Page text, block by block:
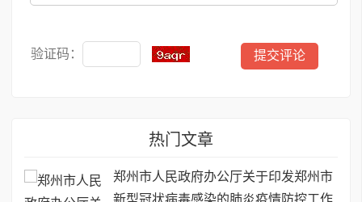
验证码：
热门文章
郑州市人民政府办公厅关于印发郑州市
新型冠状病毒感染的肺炎疫情防控工作